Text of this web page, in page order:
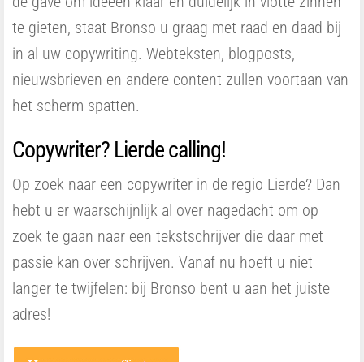
te gieten, staat Bronso u graag met raad en daad bij
in al uw copywriting. Webteksten, blogposts,
nieuwsbrieven en andere content zullen voortaan van
het scherm spatten.
Copywriter? Lierde calling!
Op zoek naar een copywriter in de regio Lierde? Dan
hebt u er waarschijnlijk al over nagedacht om op
zoek te gaan naar een tekstschrijver die daar met
passie kan over schrijven. Vanaf nu hoeft u niet
langer te twijfelen: bij Bronso bent u aan het juiste
adres!